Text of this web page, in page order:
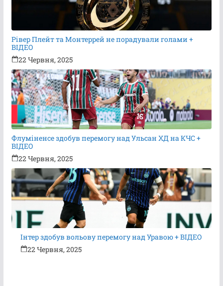
Рівер Плейт та Монтеррей не порадували голами +
ВІДЕО
22 Червня, 2025
Флуміненсе здобув перемогу над Ульсан ХД на КЧС +
ВІДЕО
22 Червня, 2025
Інтер здобув вольову перемогу над Уравою + ВІДЕО
22 Червня, 2025